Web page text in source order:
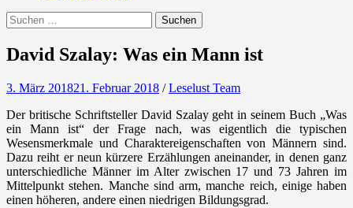
Search
Suchen
nach:
David Szalay: Was ein Mann ist
3. März 201821. Februar 2018 /Leselust Team
Der britische Schriftsteller David Szalay geht in seinem Buch „Was
ein Mann ist“ der Frage nach, was eigentlich die typischen
Wesensmerkmale und Charaktereigenschaften von Männern sind.
Dazu reiht er neun kürzere Erzählungen aneinander, in denen ganz
unterschiedliche Männer im Alter zwischen 17 und 73 Jahren im
Mittelpunkt stehen. Manche sind arm, manche reich, einige haben
einen höheren, andere einen niedrigen Bildungsgrad.